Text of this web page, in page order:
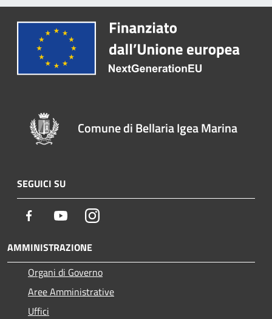
Comune di Bellaria Igea Marina
SEGUICI SU
Facebook YoutubeInstagram
AMMINISTRAZIONE
Organi di Governo
Aree Amministrative
Uffici